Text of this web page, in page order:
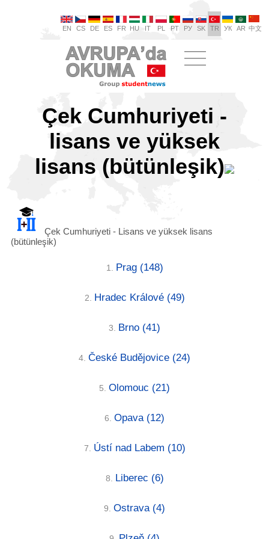
EN CS DE ES FR HU IT PL PT РУ SK TR УК AR 中文
Çek Cumhuriyeti -
lisans ve yüksek
lisans (bütünleşik)
Çek Cumhuriyeti - Lisans ve yüksek lisans
(bütünleşik)
1. Prag (148)
2. Hradec Králové (49)
3. Brno (41)
4. České Budějovice (24)
5. Olomouc (21)
6. Opava (12)
7. Ústí nad Labem (10)
8. Liberec (6)
9. Ostrava (4)